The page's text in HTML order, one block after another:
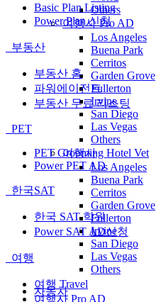
Others
여행사 Pro AD
Los Angeles
Buena Park
Cerritos
Garden Grove
Fullerton
Irvine
San Diego
Las Vegas
Others
여행사
Los Angeles
Buena Park
Cerritos
Garden Grove
Fullerton
Irvine
San Diego
Las Vegas
Others
자동차
Basic Plan Listing
Power Plan 신청
부동산
부동산 홈
파워에이전트
부동산 무료 리스팅
PET
PET Grooming Hotel Vet
Power PET AD
한국SAT
한국 SAT 학원
Power SAT AD신청
여행
여행 Travel
여행사 Pro AD